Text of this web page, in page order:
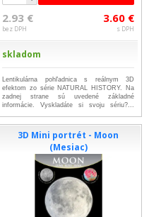
2.93 €
bez DPH
3.60 €
s DPH
skladom
Lentikulárna pohľadnica s reálnym 3D
efektom zo série NATURAL HISTORY. Na
zadnej strane sú uvedené základné
informácie. Vyskladáte si svoju sériu?...
3D Mini portrét - Moon
(Mesiac)